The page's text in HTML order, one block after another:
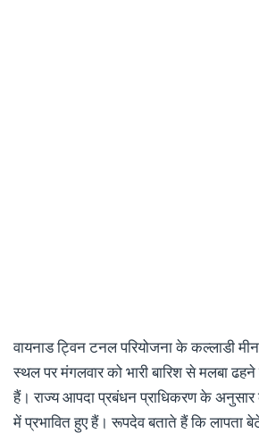
वायनाड ट्विन टनल परियोजना के कल्लाडी
स्थल पर मंगलवार को भारी बारिश से मलबा ढहने
हैं। राज्य आपदा प्रबंधन प्राधिकरण के
में प्रभावित हुए हैं। रूपदेव बताते हैं कि